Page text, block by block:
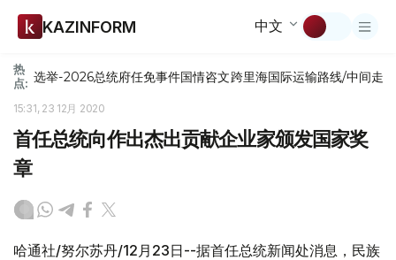
KAZINFORM 中文
热
点: 选举-2026总统府任免事件国情咨文跨里海国际运输路线/中间走廊
15:31, 23 12月 2020
首任总统向作出杰出贡献企业家颁发国家奖
章
哈通社/努尔苏丹/12月23日--据首任总统新闻处消息，民族